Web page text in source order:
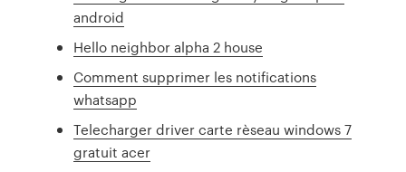
android
Hello neighbor alpha 2 house
Comment supprimer les notifications
whatsapp
Telecharger driver carte rèseau windows 7
gratuit acer